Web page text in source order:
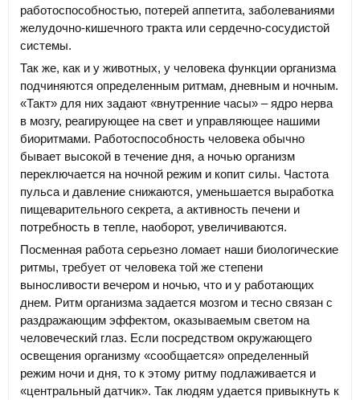
работоспособностью, потерей аппетита, заболеваниями
желудочно-кишечного тракта или сердечно-сосудистой
системы.
Так же, как и у животных, у человека функции организма
подчиняются определенным ритмам, дневным и ночным.
«Такт» для них задают «внутренние часы» – ядро нерва
в мозгу, реагирующее на свет и управляющее нашими
биоритмами. Работоспособность человека обычно
бывает высокой в течение дня, а ночью организм
переключается на ночной режим и копит силы. Частота
пульса и давление снижаются, уменьшается выработка
пищеварительного секрета, а активность печени и
потребность в тепле, наоборот, увеличиваются.
Посменная работа серьезно ломает наши биологические
ритмы, требует от человека той же степени
выносливости вечером и ночью, что и у работающих
днем. Ритм организма задается мозгом и тесно связан с
раздражающим эффектом, оказываемым светом на
человеческий глаз. Если посредством окружающего
освещения организму «сообщается» определенный
режим ночи и дня, то к этому ритму подлаживается и
«центральный датчик». Так людям удается привыкнуть к